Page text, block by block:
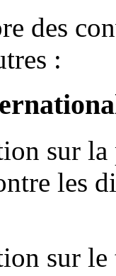
des
:
sur
les
sur